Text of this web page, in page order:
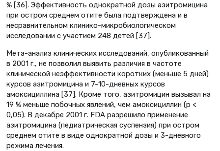
% [36]. Эффективность однократной дозы азитромицина
при остром среднем отите была подтверждена и в
несравнительном клинико-микробиологическом
исследовании с участием 248 детей [37].
Мета-анализ клинических исследований, опубликованный
в 2001 г., не позволил выявить различия в частоте
клинической неэффективности коротких (меньше 5 дней)
курсов азитромицина и 7–10-дневных курсов
амоксициллина [37]. Кроме того, азитромицин вызывал на
19 % меньше побочных явлений, чем амоксициллин (р <
0,05). В декабре 2001 г. FDA разрешило применение
азитромицина (педиатрическая суспензия) при остром
среднем отите в виде однократной дозы и 3-дневного
режима лечения.